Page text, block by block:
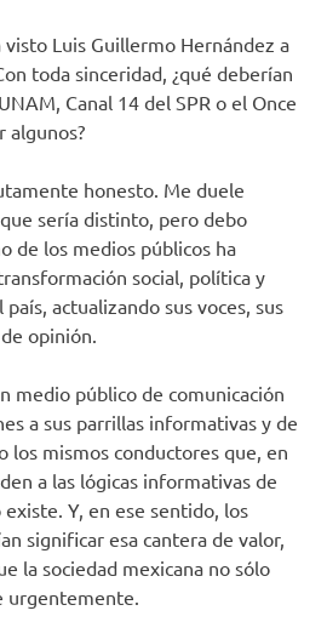
visto Luis Guillermo Hernández a
toda sinceridad, ¿qué deberían
Canal 14 del SPR o el Once
algunos?
honesto. Me duele
sería distinto, pero debo
de los medios públicos ha
social, política y
actualizando sus voces, sus
opinión.
medio público de comunicación
a sus parrillas informativas y de
los mismos conductores que, en
a las lógicas informativas de
Y, en ese sentido, los
significar esa cantera de valor,
la sociedad mexicana no sólo
urgentemente.